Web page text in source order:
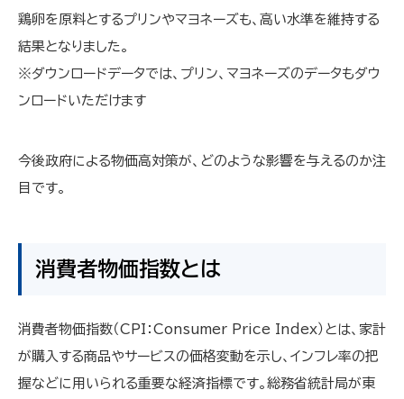
鶏卵を原料とするプリンやマヨネーズも、高い水準を維持する
結果となりました。
※ダウンロードデータでは、プリン、マヨネーズのデータもダウ
ンロードいただけます
今後政府による物価高対策が、どのような影響を与えるのか注
目です。
消費者物価指数とは
消費者物価指数（CPI：Consumer Price Index）とは、家計
が購入する商品やサービスの価格変動を示し、インフレ率の把
握などに用いられる重要な経済指標です。総務省統計局が東